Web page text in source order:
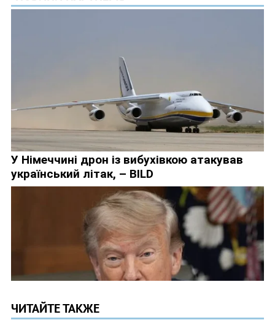
ЧИТАЙТЕ ТАКЖЕ